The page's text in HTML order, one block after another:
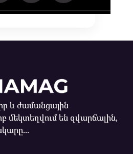
և ժամանցային
մեկտեղվում են զվարճալին,